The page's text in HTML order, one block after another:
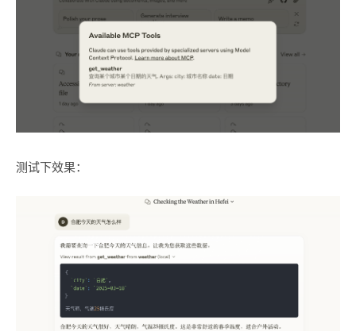
测试下效果：